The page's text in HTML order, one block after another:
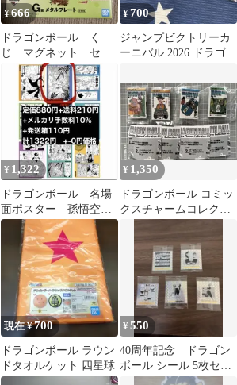
¥666
ドラゴンボール く
じ マグネット セッ
¥700
ジャンプビクトリーカ
ーニバル 2026 ドラゴン
¥ 1,322
ドラゴンボール 名場
面ポスター 孫悟空
孫悟飯 親子かめはめ
¥ 1,350
ドラゴンボール コミッ
クスチャームコレクシ
巻 32巻
現在 ¥700
ドラゴンボール ラウン
ドタオルケット 四星球
¥550
40周年記念 ドラゴン
ボール シール 5枚セッ